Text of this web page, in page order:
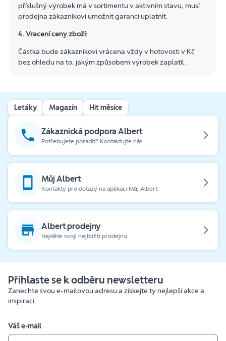
příslušný výrobek má v sortimentu v aktivním stavu, musí
prodejna zákazníkovi umožnit garanci uplatnit.
4. Vracení ceny zboží:
Částka bude zákazníkovi vrácena vždy v hotovosti v Kč
bez ohledu na to, jakým způsobem výrobek zaplatil.
Letáky Magazín Hit měsíce
Zákaznická podpora Albert
Potřebujete poradit? Kontaktujte nás.
Můj Albert
Kontakty pro dotazy na aplikaci Můj Albert.
Albert prodejny
Najděte svoji nejbližší prodejnu.
Přihlaste se k odběru newsletteru
Zanechte svou e-mailovou adresu a získejte ty nejlepší akce a
inspiraci.
Váš e-mail